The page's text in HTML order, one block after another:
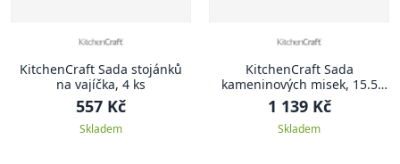
KitchenCraft Sada stojánků
na vajíčka, 4 ks
557 Kč
Skladem
KitchenCraft Sada
kameninových misek, 15.5
cm, 4 cm
1 139 Kč
Skladem